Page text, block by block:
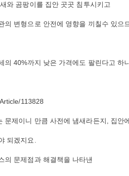
와 곰팡이를 집안 곳곳 침투시키고
의 변형으로 안전에 영향을 끼칠수 있으
의 40%까지 낮은 가격에도 팔린다고 하
113828
문제이니 만큼 사전에 냄새라든지, 집안
되겠지요.
의 문제점과 해결책을 나타낸